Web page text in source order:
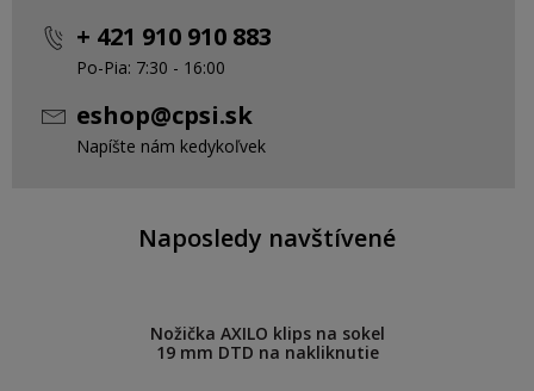
+ 421 910 910 883
Po-Pia: 7:30 - 16:00
eshop@cpsi.sk
Napíšte nám kedykoľvek
Naposledy navštívené
Nožička AXILO klips na sokel
19 mm DTD na nakliknutie